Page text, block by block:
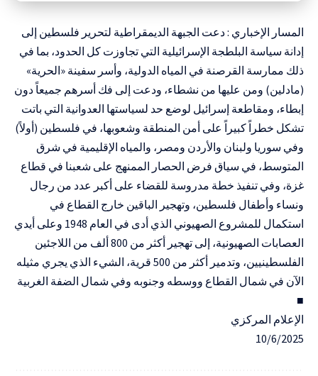
المسار الإخباري : دعت الجبهة الديمقراطية لتحرير فلسطين إلى
إدانة سياسة البلطجة الإسرائيلية التي تجاوزت كل الحدود، بما في
ذلك ممارسة القرصنة في المياه الدولية، وأسر سفينة «الحرية»
(مادلين) ومن عليها من نشطاء، ودعت إلى فك أسرهم جميعاً دون
إبطاء، ومقاطعة إسرائيل لوضع حد لسياستها العدوانية التي باتت
تشكل خطراً كبيراً على أمن المنطقة وشعوبها، في فلسطين (أولاً)
وفي سوريا ولبنان والأردن ومصر، والمياه الإقليمية في شرق
المتوسط، في سياق فرض الحصار الممنهج على شعبنا في قطاع
غزة، وفي تنفيذ خطة مدروسة للقضاء على أكبر عدد من رجال
ونساء وأطفال فلسطين، وتهجير الباقين خارج القطاع في
استكمال للمشروع الصهيوني الذي أدى في العام 1948 وعلى أيدي
العصابات الصهيونية، إلى تهجير أكثر من 800 ألف من اللاجئين
الفلسطينيين، وتدمير أكثر من 500 قرية، الشيء الذي يجري مثيله
الآن في شمال القطاع ووسطه وجنوبه وفي شمال الضفة الغربية
■
الإعلام المركزي
10/6/2025